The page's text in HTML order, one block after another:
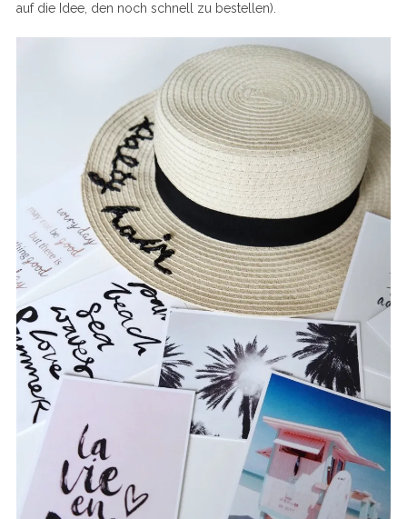
auf die Idee, den noch schnell zu bestellen).